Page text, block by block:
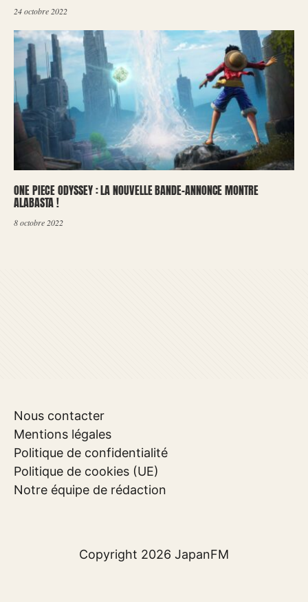
24 octobre 2022
ONE PIECE ODYSSEY : LA NOUVELLE BANDE-ANNONCE MONTRE
ALABASTA !
8 octobre 2022
Nous contacter
Mentions légales
Politique de confidentialité
Politique de cookies (UE)
Notre équipe de rédaction
Copyright 2026 JapanFM